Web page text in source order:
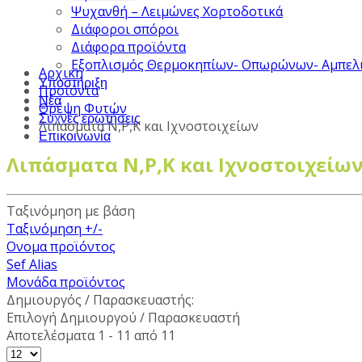
Ψυχανθή – Λειμώνες Χορτοδοτικά
Διάφοροι σπόροι
Διάφορα προϊόντα
Εξοπλισμός Θερμοκηπίων- Οπωρώνων-
Υποστήριξη
Νέα
Συχνές ερωτήσεις
Επικοινωνία
Αρχική
Προϊόντα
Θρέψη Φυτών
Λιπάσματα Ν,Ρ,Κ και Ιχνοστοιχείων
Λιπάσματα Ν,Ρ,Κ και Ιχνοστοιχείων
Ταξινόμηση με βάση
Ταξινόμηση +/-
Ονομα προϊόντος
Sef Alias
Μονάδα προϊόντος
Δημιουργός / Παρασκευαστής:
Επιλογή Δημιουργού / Παρασκευαστή
Αποτελέσματα 1 - 11 από 11